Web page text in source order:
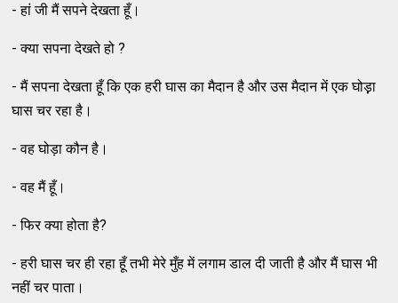
- हां जी मैं सपने देखता हूँ।
- क्या सपना देखते हो ?
- मैं सपना देखता हूँ कि एक हरी घास का मैदान है और उस मैदान में एक घोड़़ा
घास चर रहा है।
- वह घोड़ा कौन है।
- वह मैं हूँ।
- फिर क्या होता है?
- हरी घास चर ही रहा हूँ तभी मेरे मुँह में लगाम डाल दी जाती है और मैं घास भी
नहीं चर पाता।